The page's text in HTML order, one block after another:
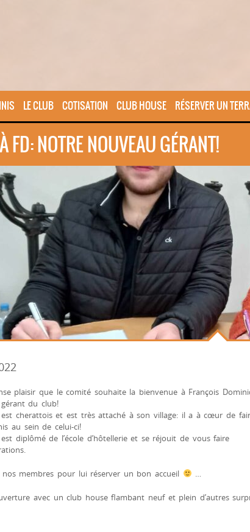
LE CLUB COTISATION CLUB HOUSE RÉSERVER UN
FD: NOTRE NOUVEAU GÉRANT!
plaisir que le comité souhaite la bienvenue à François
du club!
est cherattois et est très attaché à son village: il a à cœur de
au sein de celui-ci!
diplômé de l’école d’hôtellerie et se réjouit de vous faire
membres pour lui réserver un bon accueil …
avec un club house flambant neuf et plein d’autres